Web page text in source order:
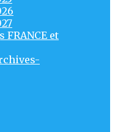
FRANCE et